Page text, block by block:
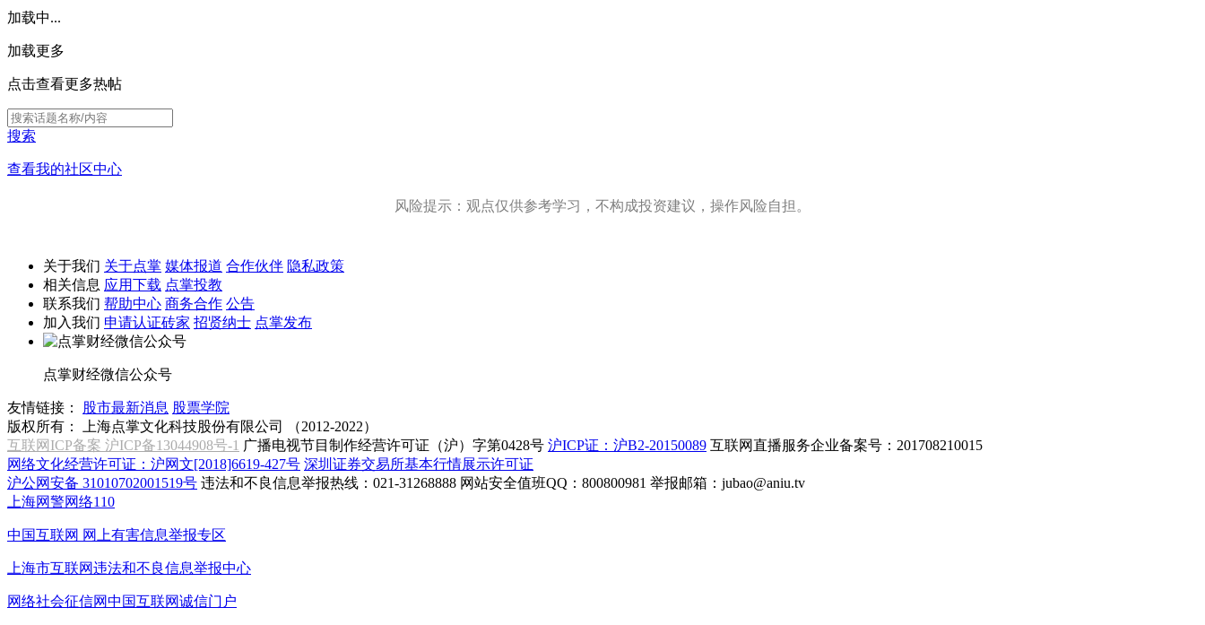
加载中...
加载更多
点击查看更多热帖
搜索
查看我的社区中心
风险提示：观点仅供参考学习，不构成投资建议，操作风险自担。
关于我们 关于点掌 媒体报道 合作伙伴 隐私政策
相关信息 应用下载 点掌投教
联系我们 帮助中心 商务合作 公告
加入我们 申请认证砖家 招贤纳士 点掌发布
点掌财经微信公众号
友情链接： 股市最新消息 股票学院
版权所有：
上海点掌文化科技股份有限公司 （2012-2022）
互联网ICP备案 沪ICP备13044908号-1 广播电视节目制作经营许可证（沪）字第0428号 沪ICP证：沪B2-20150089 互联网直播服务企业备案号：201708210015
网络文化经营许可证：沪网文[2018]6619-427号 深圳证券交易所基本行情展示许可证
沪公网安备 31010702001519号 违法和不良信息举报热线：021-31268888 网站安全值班QQ：800800981 举报邮箱： jubao@aniu.tv
上海网警网络110
中国互联网 网上有害信息举报专区
上海市互联网违法和不良信息举报中心
网络社会征信网中国互联网诚信门户